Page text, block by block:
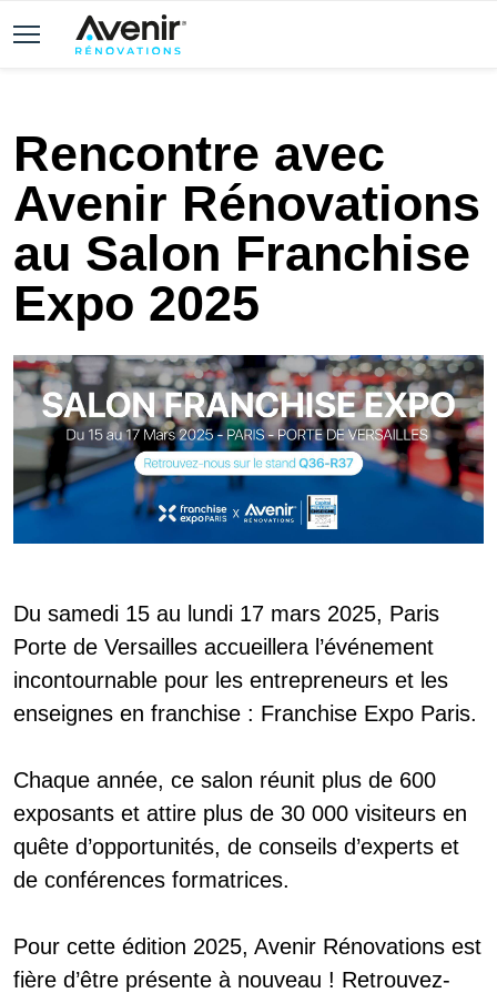
Rencontre avec
Avenir Rénovations
au Salon Franchise
Expo 2025
Du samedi 15 au lundi 17 mars 2025, Paris
Porte de Versailles accueillera l’événement
incontournable pour les entrepreneurs et les
enseignes en franchise : Franchise Expo Paris.
Chaque année, ce salon réunit plus de 600
exposants et attire plus de 30 000 visiteurs en
quête d’opportunités, de conseils d’experts et
de conférences formatrices.
Pour cette édition 2025, Avenir Rénovations est
fière d’être présente à nouveau ! Retrouvez-